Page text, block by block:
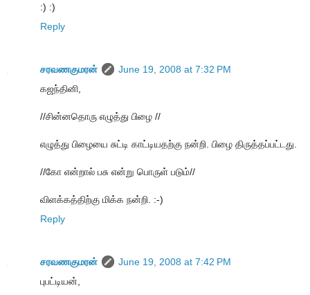
:) :)
Reply
சரவணகுமரன்
June 19, 2008 at 7:32 PM
கஜந்தினி,
//சின்னதொரு எழுத்து பிழை //
எழுத்து பிழையை சுட்டி காட்டியதற்கு நன்றி. பிழை திருத்தப்பட்டது.
//கோ என்றால் பசு என்று பொருள் படும்//
விளக்கத்திற்கு மிக்க நன்றி. :-)
Reply
சரவணகுமரன்
June 19, 2008 at 7:42 PM
புபட்டியன்,